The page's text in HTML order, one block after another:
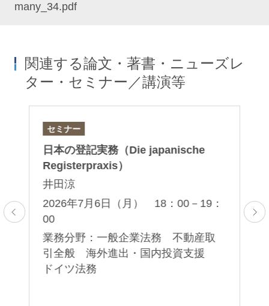
many_34.pdf
関連する論文・著書・ニューズレ
ター・セミナー／講演等
セミナー
日本の登記実務（Die japanische
Registerpraxis）
井田涼
2026年7月6日（月） 18：00－19：
00
業務分野：一般企業法務 不動産取
引全般 海外進出・国内投資支援
ドイツ法務